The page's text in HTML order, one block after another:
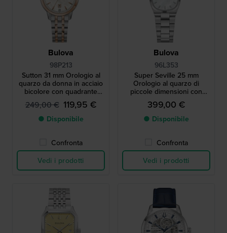
Bulova
98P213
Sutton 31 mm Orologio al
quarzo da donna in acciaio
bicolore con quadrante
MOP
249,00 € 119,95 €
● Disponibile
Confronta
Vedi i prodotti
Bulova
96L353
Super Seville 25 mm
Orologio al quarzo di
piccole dimensioni con
lunetta scanalata e
quadrante MOP
399,00 €
● Disponibile
Confronta
Vedi i prodotti